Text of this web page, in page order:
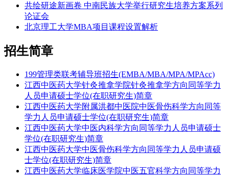
共绘研途新画卷 中南民族大学举行研究生培养方案系列
论证会
北京理工大学MBA项目课程设置解析
招生简章
199管理类联考辅导班招生(EMBA/MBA/MPA/MPAcc)
江西中医药大学针灸推拿学院针灸推拿学方向同等学力
人员申请硕士学位(在职研究生)简章
江西中医药大学附属洪都中医院中医骨伤科学方向同等
学力人员申请硕士学位(在职研究生)简章
江西中医药大学中医内科学方向同等学力人员申请硕士
学位(在职研究生)简章
江西中医药大学中医骨伤科学方向同等学力人员申请硕
士学位(在职研究生)简章
江西中医药大学临床医学院中医五官科学方向同等学力